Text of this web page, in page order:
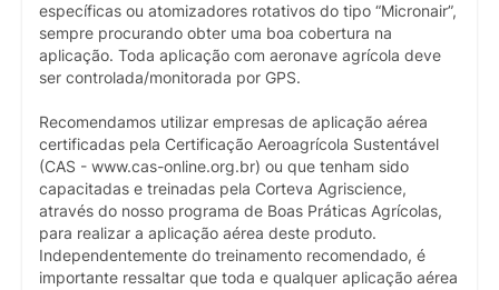
específicas ou atomizadores rotativos do tipo “Micronair”,
sempre procurando obter uma boa cobertura na
aplicação. Toda aplicação com aeronave agrícola deve
ser controlada/monitorada por GPS.
Recomendamos utilizar empresas de aplicação aérea
certificadas pela Certificação Aeroagrícola Sustentável
(CAS - www.cas-online.org.br) ou que tenham sido
capacitadas e treinadas pela Corteva Agriscience,
através do nosso programa de Boas Práticas Agrícolas,
para realizar a aplicação aérea deste produto.
Independentemente do treinamento recomendado, é
importante ressaltar que toda e qualquer aplicação aérea